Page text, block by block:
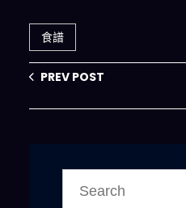
食譜
PREV POST